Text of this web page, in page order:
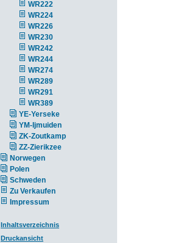
WR222
WR224
WR226
WR230
WR242
WR244
WR274
WR289
WR291
WR389
YE-Yerseke
YM-Ijmuiden
ZK-Zoutkamp
ZZ-Zierikzee
Norwegen
Polen
Schweden
Zu Verkaufen
Impressum
Inhaltsverzeichnis
Druckansicht